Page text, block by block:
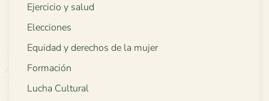
Ejercicio y salud
Elecciones
Equidad y derechos de la mujer
Formación
Lucha Cultural